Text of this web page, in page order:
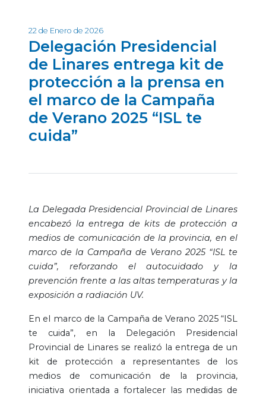
22 de Enero de 2026
Delegación Presidencial
de Linares entrega kit de
protección a la prensa en
el marco de la Campaña
de Verano 2025 “ISL te
cuida”
La Delegada Presidencial Provincial de Linares
encabezó la entrega de kits de protección a
medios de comunicación de la provincia, en el
marco de la Campaña de Verano 2025 “ISL te
cuida”, reforzando el autocuidado y la
prevención frente a las altas temperaturas y la
exposición a radiación UV.
En el marco de la Campaña de Verano 2025 “ISL
te cuida”, en la Delegación Presidencial
Provincial de Linares se realizó la entrega de un
kit de protección a representantes de los
medios de comunicación de la provincia,
iniciativa orientada a fortalecer las medidas de